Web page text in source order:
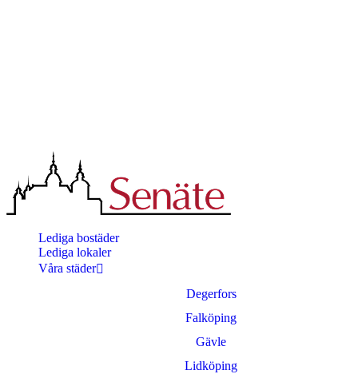
Lediga bostäder
Lediga lokaler
Våra städer
Degerfors
Falköping
Gävle
Lidköping